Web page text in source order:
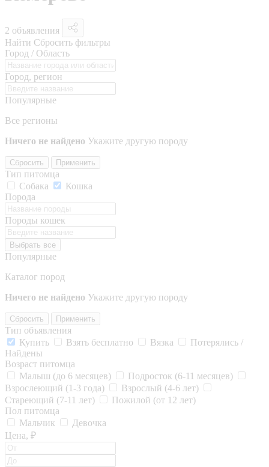
2 объявления
Найти Сбросить фильтры
Город / Область
Город, регион
Популярные
Все регионы
Ничего не найдено Укажите другую породу
Сбросить Применить
Тип питомца
Собака
Кошка
Порода
Породы кошек
Выбрать все
Популярные
Каталог пород
Ничего не найдено Укажите другую породу
Сбросить Применить
Тип объявления
Купить
Взять бесплатно Вязка
Потерялись /
Найдены
Возраст питомца
Малыш (до 6 месяцев)
Подросток (6-11 месяцев)
Взрослеющий (1-3 года)
Взрослый (4-6 лет)
Стареющий (7-11 лет)
Пожилой (от 12 лет)
Пол питомца
Мальчик
Девочка
Цена, ₽